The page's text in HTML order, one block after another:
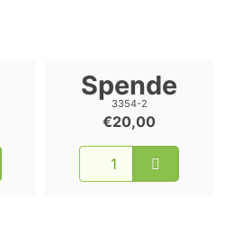
Spende
3354-2
€20,00